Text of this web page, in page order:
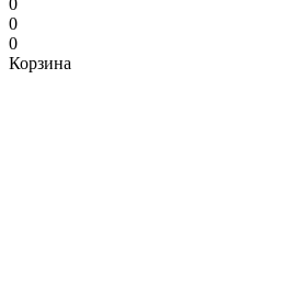
0
0
0
Корзина